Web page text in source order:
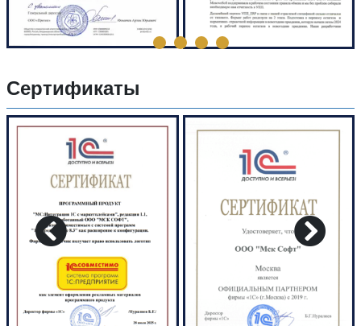
Сертификаты